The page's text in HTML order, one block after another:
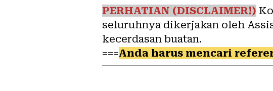
PERHATIAN (DISCLAIMER!)
seluruhnya dikerjakan oleh
kecerdasan buatan.
===Anda harus mencari